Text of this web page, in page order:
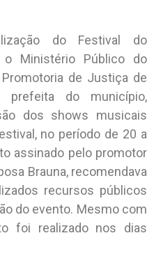
do Festival do
o Ministério Público do
de Justiça de
prefeita do município,
dos shows musicais
no período de 20 a
assinado pelo promotor
Brauna, recomendava
recursos públicos
do evento. Mesmo com
foi realizado nos dias